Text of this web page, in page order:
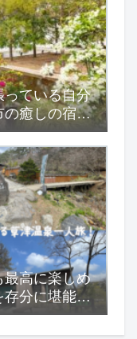
っている自分
の癒しの宿
最高に楽しめ
分に堪能す